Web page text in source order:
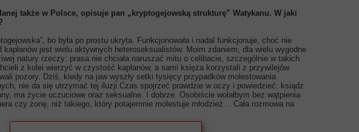
także w Polsce, opisuje pan „kryptogejowską strukturę” Watykanu. W jaki
bo była po prostu ukryta. Funkcjonowała i nadal funkcjonuje, choć nie
jest wielu aktywnych heteroseksualistów. Moim zdaniem, dla wielu wygodne
natury rzeczy: prasa nie chciała naruszać mitu o celibacie, szczególnie w takich
z kolei wierzyć w czystość kapłanów, a sami księża korzystali z przywilejów
pozory. Dziś, kiedy na jaw wyszły setki tysięcy przypadków molestowania
nie da się utrzymać tej iluzji.Czas spojrzeć prawdzie w oczy i powiedzieć: ksiądz
ma życie uczuciowe oraz seksualne. I dobrze. Osobiście wolałbym bez wątpienia
czy żonę, niż takiego, który potajemnie molestuje młodzież… Cała rozmowa na